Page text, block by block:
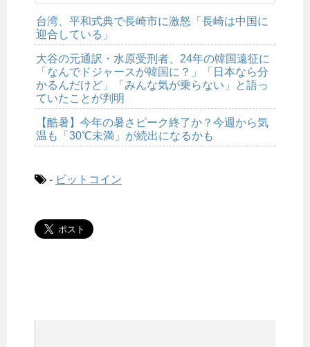
台湾、平和式典で長崎市に激怒「長崎は中国に
迎合している」
大谷の元通訳・水原受刑者、24年の韓国遠征に
「なんでドジャースが韓国に？」「日本なら分
かるんだけど」「みんな気が乗らない」と語っ
ていたことが判明
【酷暑】今年の暑さピーク終了か？今週から気
温も「30℃未満」が続出になるかも
- ビットコイン